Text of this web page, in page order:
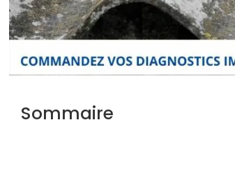
Sommaire